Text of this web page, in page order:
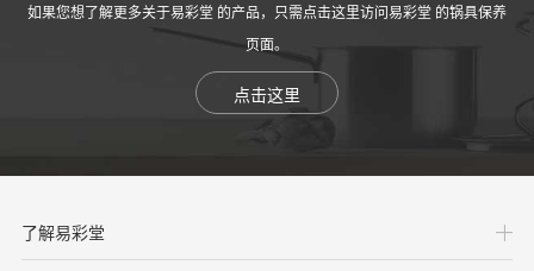
如果您想了解更多关于易彩堂 的产品，只需点击这里访问易彩堂 的锅具保养
页面。
点击这里
了解易彩堂